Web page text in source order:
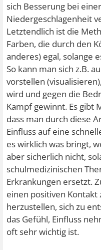
sich Besserung bei
Niedergeschlagenheit
Letztendlich ist die
Farben, die durch den
anderes) egal, solange
So kann man sich z.B.
vorstellen
wird und gegen die
Kampf gewinnt. Es gibt
dass man durch diese
Einfluss auf eine
es wirklich was bringt,
aber sicherlich nicht,
schulmedizinischen
Erkrankungen ersetzt.
einen positiven
herzustellen, sich zu
das Gefühl, Einfluss
oft sehr wichtig ist.